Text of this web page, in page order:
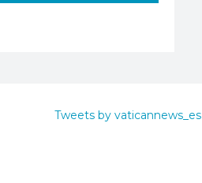
Tweets by vaticannews_es